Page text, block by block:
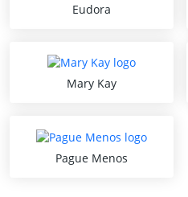
Eudora
Mary Kay
Pague Menos